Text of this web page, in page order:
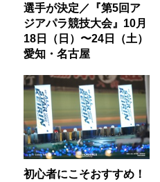
選手が決定／『第5回ア
ジアパラ競技大会』10月
18日（日）〜24日（土）
愛知・名古屋
初心者にこそおすすめ！